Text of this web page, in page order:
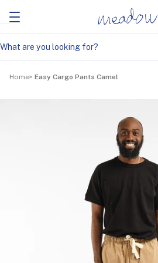
Home Easy Cargo Pants Camel